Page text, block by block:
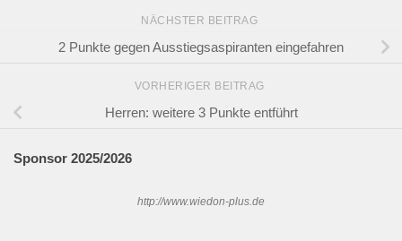
NÄCHSTER BEITRAG
2 Punkte gegen Ausstiegsaspiranten eingefahren
VORHERIGER BEITRAG
Herren: weitere 3 Punkte entführt
Sponsor 2025/2026
http://www.wiedon-plus.de